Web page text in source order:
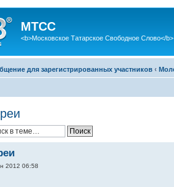
МТСС
<b>Московское Татарское Свободное Слово</b>
для зарегистрированных участников ‹
2012 06:58